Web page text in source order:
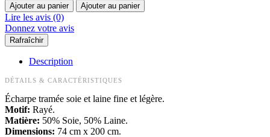
Ajouter au panier Ajouter au panier
Lire les avis (0)
Donnez votre avis
Description
DÉTAILS & CARACTÉRISTIQUES
Écharpe tramée soie et laine fine et légère.
Motif: Rayé.
Matière: 50% Soie, 50% Laine.
Dimensions: 74 cm x 200 cm.